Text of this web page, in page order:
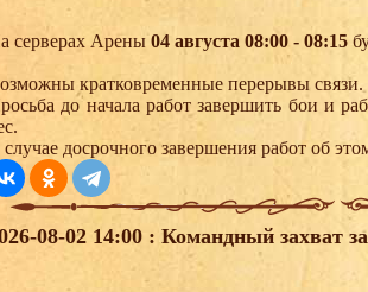
серверах Арены 04 августа 08:00 - 08:15
кратковременные перерывы связи.
до начала работ завершить бои и
досрочного завершения работ об
08-02 14:00 : Командный захват